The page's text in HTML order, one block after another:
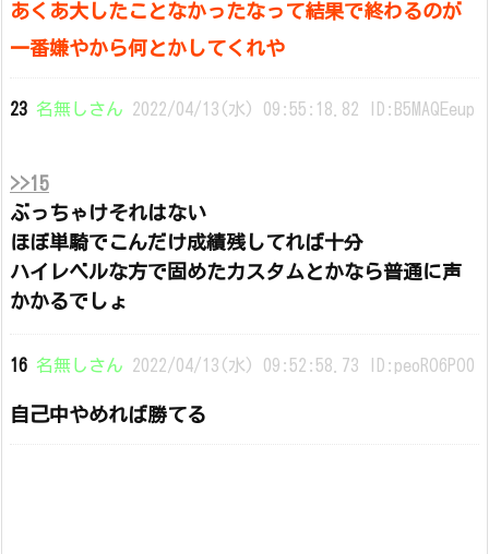
あくあ大したことなかったなって結果で終わるのが
一番嫌やから何とかしてくれや
23 名無しさん 2022/04/13(水) 09:55:18.82 ID:B5MAQEeup
>>15
ぶっちゃけそれはない
ほぼ単騎でこんだけ成績残してれば十分
ハイレベルな方で固めたカスタムとかなら普通に声
かかるでしょ
16 名無しさん 2022/04/13(水) 09:52:58.73 ID:peoRO6PO0
自己中やめれば勝てる